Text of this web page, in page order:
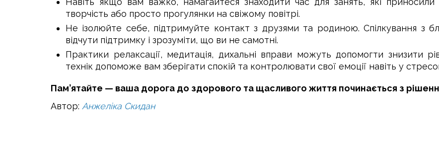
творчість або просто прогулянки на свіжому повітрі.
Не ізолюйте себе, підтримуйте контакт з друзями та родиною. Спілкування
відчути підтримку і зрозуміти, що ви не самотні.
Практики релаксації, медитація, дихальні вправи можуть допомогти знизити
технік допоможе вам зберігати спокій та контролювати свої емоції навіть у
Пам’ятайте — ваша дорога до здорового та щасливого життя починається з
Автор: Анжеліка Скидан